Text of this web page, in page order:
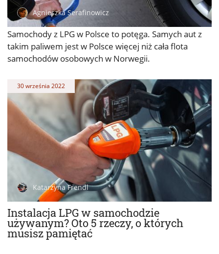
Agnieszka Serafinowicz
Samochody z LPG w Polsce to potęga. Samych aut z
takim paliwem jest w Polsce więcej niż cała flota
samochodów osobowych w Norwegii.
Instalacja LPG w samochodzie
używanym? Oto 5 rzeczy, o których
musisz pamiętać
30 września 2022
Katarzyna Frendl